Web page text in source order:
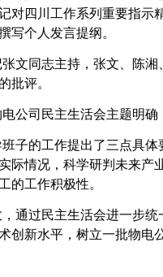
对四川工作系列重要指
写个人发言提纲。
文同志主持，张文、陈
批评。
公司民主生活会主题明
子的工作提出了三点具体
际情况，科学研判未来
的工作积极性。
通过民主生活会进一步
创新水平，树立一批物电